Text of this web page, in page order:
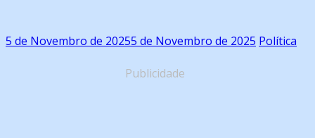
5 de Novembro de 20255 de Novembro de 2025 Política
Publicidade